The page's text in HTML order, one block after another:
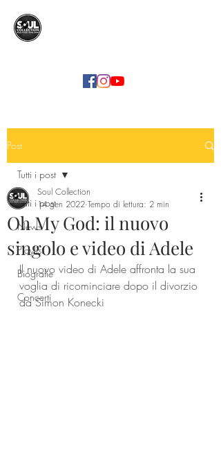
Post
Tutti i post
News
Playlist
Biografie
Concerti
Tutti i post
Oh My God: il nuovo
singolo e video di Adele
Soul Collection
14 gen 2022 Tempo di lettura: 2 min
Il nuovo video di Adele affronta la sua
voglia di ricominciare dopo il divorzio
da Simon Konecki